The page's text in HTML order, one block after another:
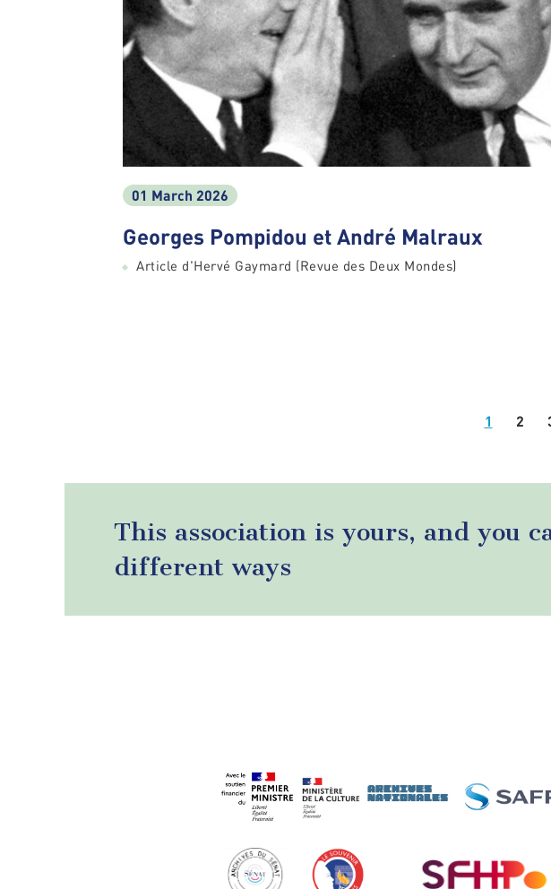
01 March 2026
Georges Pompidou et André Malraux
Article d'Hervé Gaymard (Revue des Deux Mondes)
1 2
This association is yours, and you
different ways